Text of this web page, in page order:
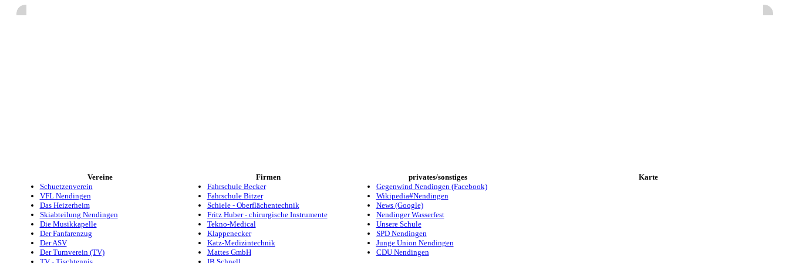
Vereine Firmen privates/sonstiges
Karte
Schuetzenverein
VFL Nendingen
Das Heizerheim
Skiabteilung Nendingen
Die Musikkapelle
Der Fanfarenzug
Der ASV
Der Turnverein (TV)
Fahrschule Becker
Fahrschule Bitzer
Schiele - Oberflächentechnik
Fritz Huber - chirurgische Instrumente
Tekno-Medical
Klappenecker
Katz-Medizintechnik
Mattes GmbH
Gegenwind Nendingen (Facebook)
Wikipedia#Nendingen
News (Google)
Nendinger Wasserfest
Unsere Schule
SPD Nendingen
Junge Union Nendingen
CDU Nendingen